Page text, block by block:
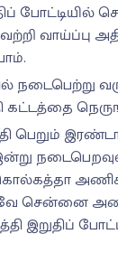
வாய்ப்பு
நடைபெற்று
பெறும்
கொல்கத்தா
சென்னை
இறுதிப்